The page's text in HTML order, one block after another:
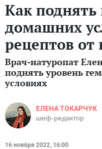
Как поднять
домашних
рецептов от
Врач-натуропат
поднять уровень
условиях
ЕЛЕНА ТОКАРЧУК
шеф-редактор
16 ноября 2022, 16:00